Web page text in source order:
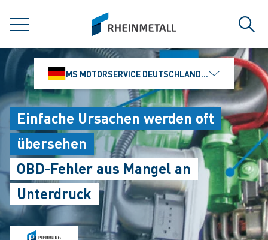
MENÜ
siteLogo
MS MOTORSERVICE DEUTSCHLAND GMBH
Einfache Ursachen werden oft
übersehen
OBD-Fehler aus Mangel an
Unterdruck